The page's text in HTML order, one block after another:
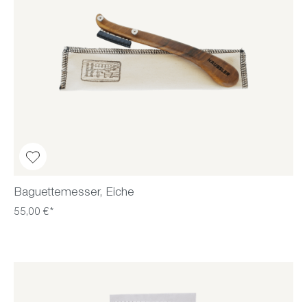
Baguettemesser, Eiche
55,00 €*